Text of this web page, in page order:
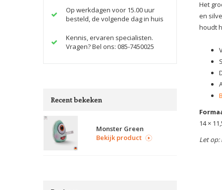
Op werkdagen voor 15.00 uur
besteld, de volgende dag in huis
Kennis, ervaren specialisten.
Vragen? Bel ons: 085-7450025
Recent bekeken
Monster Green
Bekijk product
Het
en
houdt
14 ×
Let op: